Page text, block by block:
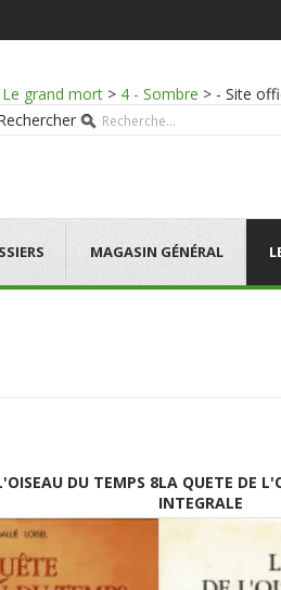
Le grand mort > 4 - Sombre > - Site
MAGASIN GÉNÉRAL
DU TEMPS 8LA QUETE DE
INTEGRALE